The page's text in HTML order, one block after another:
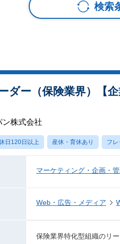
検索
ダー（保険業界）【
株式会社
日120日以上 産休・育休あり フレ
マーケティング・企画・
Web・広告・メディア
保険業界特化型組織のリ